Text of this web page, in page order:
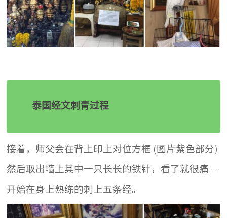
泰国经文刺青过程
接着，师父会在背上印上对位方框 (图片紫色部分)
然后取出墙上其中一只长长的铁针，看了就很痛….
开始在身上熟练的刺上五条经。